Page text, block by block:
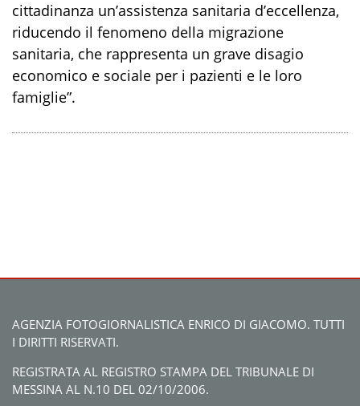
cittadinanza un’assistenza sanitaria d’eccellenza,
riducendo il fenomeno della migrazione
sanitaria, che rappresenta un grave disagio
economico e sociale per i pazienti e le loro
famiglie”.
AGENZIA FOTOGIORNALISTICA ENRICO DI GIACOMO. TUTTI
I DIRITTI RISERVATI.
REGISTRATA AL REGISTRO STAMPA DEL TRIBUNALE DI
MESSINA AL N.10 DEL 02/10/2006.